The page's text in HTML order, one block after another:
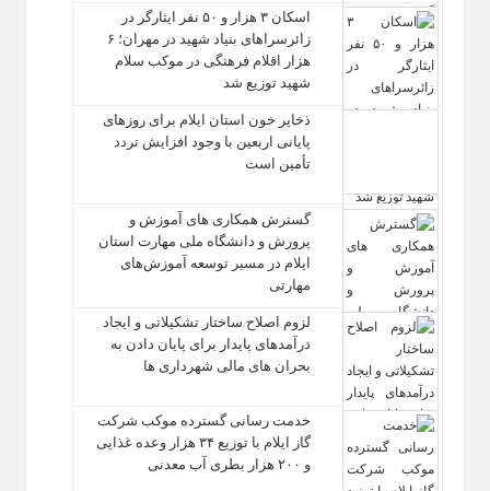
اسکان ۳ هزار و ۵۰ نفر ایثارگر در
زائرسراهای بنیاد شهید در مهران؛ ۶
هزار اقلام فرهنگی در موکب سلام
شهید توزیع شد
ذخایر خون استان ایلام برای روزهای
پایانی اربعین با وجود افزایش تردد
تأمین است
گسترش همکاری‌ های آموزش و
پرورش و دانشگاه ملی مهارت استان
ایلام در مسیر توسعه آموزش‌های
مهارتی
لزوم اصلاح ساختار تشکیلاتی و ایجاد
درآمدهای پایدار برای پایان دادن به
بحران‌ های مالی شهرداری‌ ها
خدمت رسانی گسترده موکب شرکت
گاز ایلام با توزیع ۳۴ هزار وعده غذایی
و ۲۰۰ هزار بطری آب معدنی